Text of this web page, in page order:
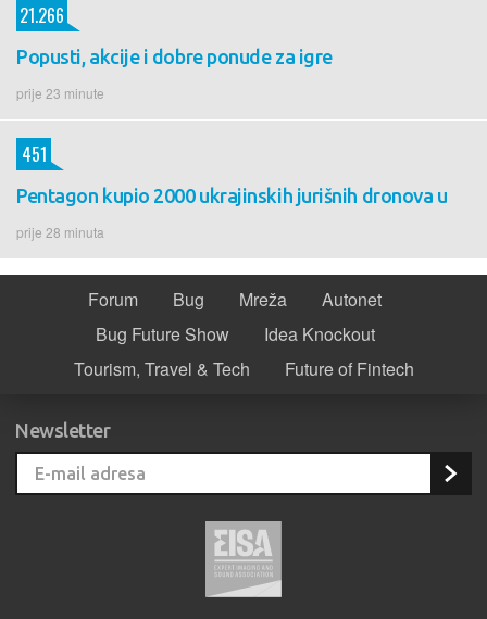
Popusti, akcije i dobre ponude za igre
prije 23 minute
21.266
Pentagon kupio 2000 ukrajinskih jurišnih dronova u
prije 28 minuta
451
Forum Bug Mreža
Autonet
Bug Future Show
Idea Knockout
Tourism, Travel & Tech
Future of Fintech
Newsletter